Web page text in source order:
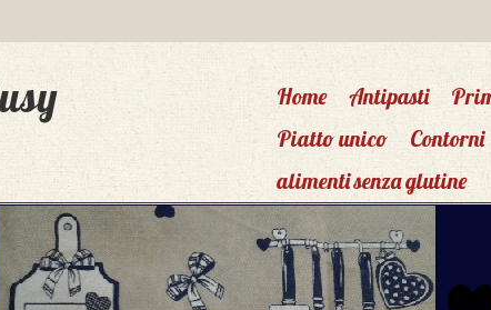
Home Antipasti
Piatto unico
Contorni
alimenti senza glutine